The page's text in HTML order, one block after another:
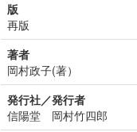
版
再版
著者
岡村政子(著）
発行社／発行者
信陽堂 岡村竹四郎